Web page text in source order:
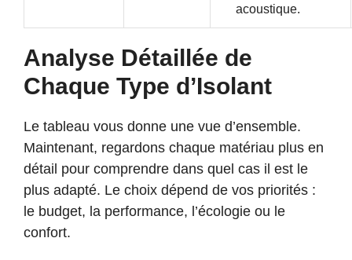
acoustique.
Analyse Détaillée de
Chaque Type d’Isolant
Le tableau vous donne une vue d’ensemble.
Maintenant, regardons chaque matériau plus en
détail pour comprendre dans quel cas il est le
plus adapté. Le choix dépend de vos priorités :
le budget, la performance, l’écologie ou le
confort.